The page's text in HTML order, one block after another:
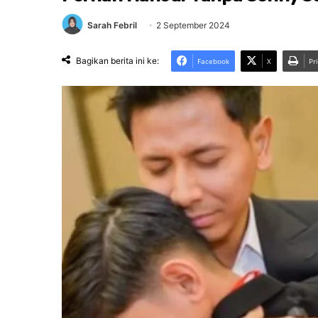
Sarah Febril 2 September 2024
Bagikan berita ini ke: Facebook X